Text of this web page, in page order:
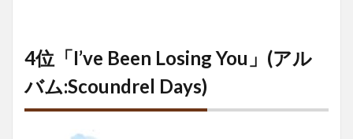
4位「I’ve Been Losing You」(アル
バム:Scoundrel Days)